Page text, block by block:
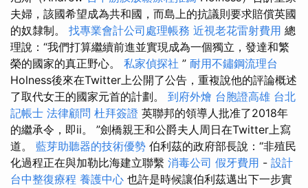
夫婦，該國希望成為共和國，而島上的抗議則要求賠償英國
的奴隸制。 找專業會計公司處理帳務 近視老花雷射費用 總
理說：“我們打算繼續前進並實現成為一個獨立，發達和繁
榮的國家的真正野心。 私家偵探社 ” 耐用不鏽鋼流理台
Holness後來在Twitter上公開了公告，重複說他的評論概述
了取代女王的國家元首的計劃。 到府外燴 台胞證高雄 台北
記帳士 法律顧問 杜拜簽證 英聯邦的領導人批准了2018年
的繼承令，即ii。 ”劍橋親王和公爵夫人周日在Twitter上寫
道。 藍芽助聽器的技術優勢 伯利茲的政府部長說：“非殖民
化過程正在與加勒比海建立聯繫 消毒公司 假牙費用 - 設計
台中整復療程 養護中心 也許是時候讓伯利茲邁出下一步實